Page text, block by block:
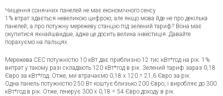
Чищення сонячних панелей не має економічного сенсу
1% втрат здається невеликою цифрою, але якщо мова йде не про декілька
панелей, а про потужну мережеву станцію під зелений тариф? Вона має
окупитися якнайшвидше, адже це досить велика інвестиція. Давайте
порахуємо на пальцях.
Мережева СЕС потужністю 10 кВт дає приблизно 12 тис кВт*год на рік. 1%
витрат у такому разі складають 120 кВт*год в рік. Зелений тариф зараз 0,18
Євро за кВт*год. Отже, ми втрачаємо 0,18 х 120 = 21,6 Євро за рік.
Одна панель потужністю 250 Вт коштує близько 200 Євро, і виробляє до 300
кВт*год в рік. Отже, генерує 300 х 0,18 = 54 Євро доходу в рік.